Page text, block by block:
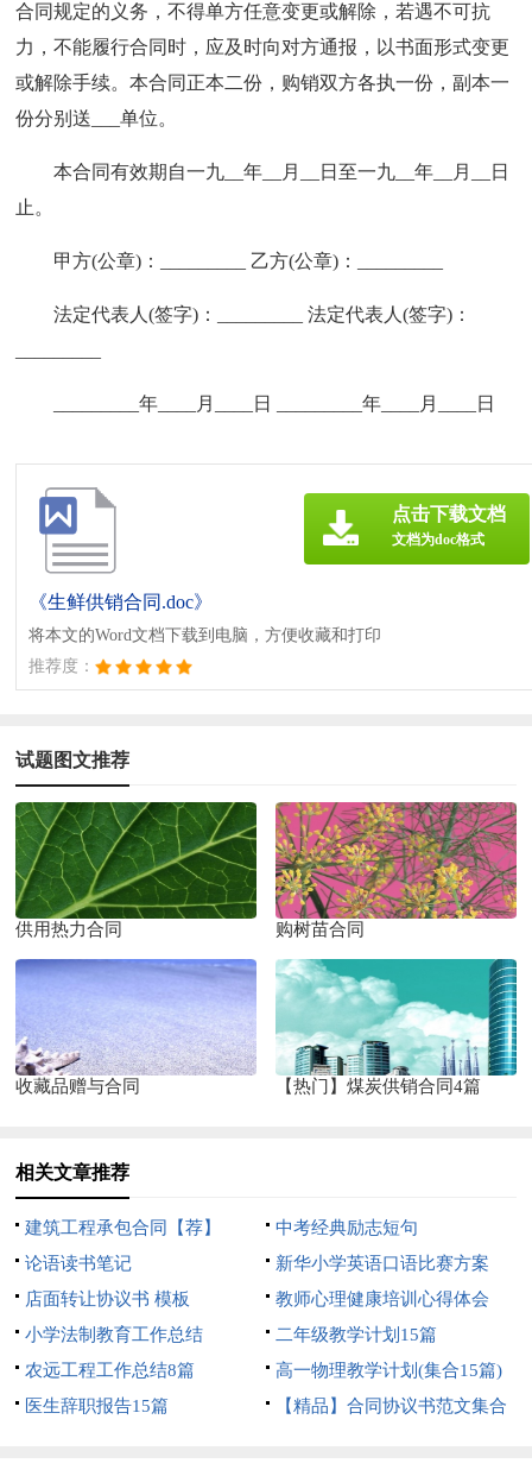
合同规定的义务，不得单方任意变更或解除，若遇不可抗
力，不能履行合同时，应及时向对方通报，以书面形式变更
或解除手续。本合同正本二份，购销双方各执一份，副本一
份分别送___单位。
本合同有效期自一九__年__月__日至一九__年__月__日
止。
甲方(公章)：_________ 乙方(公章)：_________
法定代表人(签字)：_________ 法定代表人(签字)：
_________年____月____日 _________年____月____日
《生鲜供销合同.doc》
将本文的Word文档下载到电脑，方便收藏和打印
推荐度：
点击下载文档
文档为doc格式
试题图文推荐
供用热力合同 购树苗合同
收藏品赠与合同 【热门】煤炭供销合同4篇
相关文章推荐
建筑工程承包合同【荐】
中考经典励志短句
论语读书笔记
新华小学英语口语比赛方案
店面转让协议书 模板
教师心理健康培训心得体会
小学法制教育工作总结
二年级教学计划15篇
农远工程工作总结8篇
高一物理教学计划(集合15篇)
医生辞职报告15篇
【精品】合同协议书范文集合